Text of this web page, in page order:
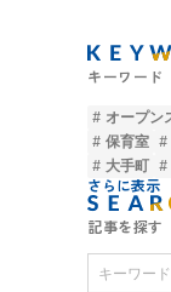
キーワード
# オープン
# 保育室 #
# 大手町 #
さらに表示
記事を探す